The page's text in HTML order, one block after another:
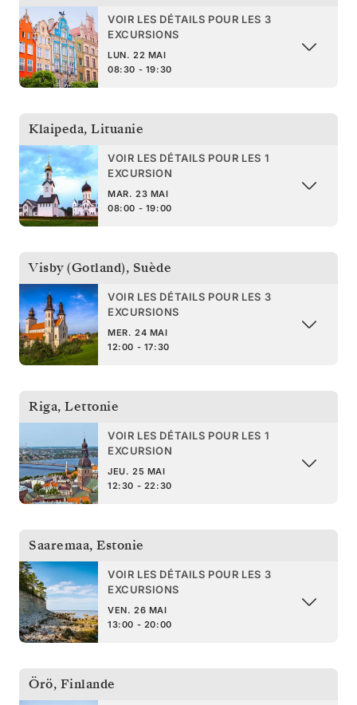
VOIR LES DÉTAILS POUR LES 3
EXCURSIONS
LUN. 22 MAI
08:30 - 19:30
Klaipeda, Lituanie
VOIR LES DÉTAILS POUR LES 1
EXCURSION
MAR. 23 MAI
08:00 - 19:00
Visby (Gotland), Suède
VOIR LES DÉTAILS POUR LES 3
EXCURSIONS
MER. 24 MAI
12:00 - 17:30
Riga, Lettonie
VOIR LES DÉTAILS POUR LES 1
EXCURSION
JEU. 25 MAI
12:30 - 22:30
Saaremaa, Estonie
VOIR LES DÉTAILS POUR LES 3
EXCURSIONS
VEN. 26 MAI
13:00 - 20:00
Örö, Finlande